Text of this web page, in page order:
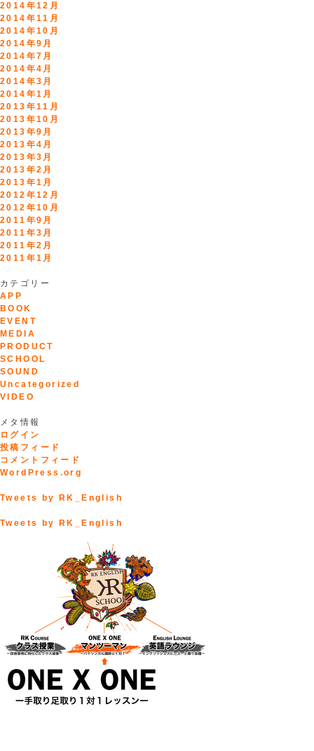
2014年12月
2014年11月
2014年10月
2014年9月
2014年7月
2014年4月
2014年3月
2014年1月
2013年11月
2013年10月
2013年9月
2013年4月
2013年3月
2013年2月
2013年1月
2012年12月
2012年10月
2011年9月
2011年3月
2011年2月
2011年1月
カテゴリー
APP
BOOK
EVENT
MEDIA
PRODUCT
SCHOOL
SOUND
Uncategorized
VIDEO
メタ情報
ログイン
投稿フィード
コメントフィード
WordPress.org
Tweets by RK_English
Tweets by RK_English